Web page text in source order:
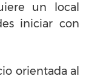
un local
iniciar con
orientada al